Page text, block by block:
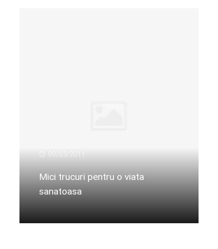
09/03/2011
Mici trucuri pentru o viata
sanatoasa